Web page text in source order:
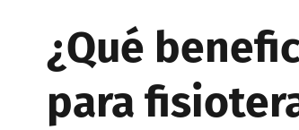
¿Qué
para